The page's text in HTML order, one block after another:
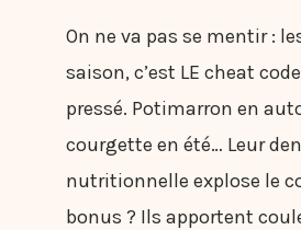
On ne va pas se mentir :
saison, c’est LE cheat
pressé. Potimarron en
courgette en été… Leur
nutritionnelle explose le
bonus ? Ils apportent